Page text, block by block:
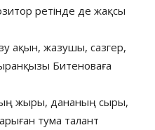
ретінде де жақсы
ақын, жазушы, сазгер,
Битеноваға
жыры, дананың сыры,
тума талант